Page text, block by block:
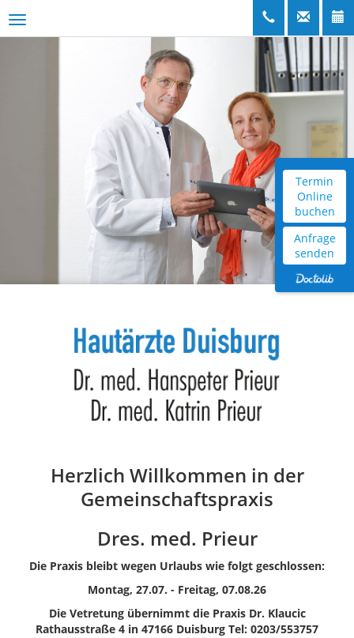
Herzlich Willkommen in der
Gemeinschaftspraxis
Dres. med. Prieur
Die Praxis bleibt wegen Urlaubs wie folgt geschlossen:
Montag, 27.07. - Freitag, 07.08.26
Die Vetretung übernimmt die Praxis Dr. Klaucic
Rathausstraße 4 in 47166 Duisburg Tel: 0203/553757
Termin
Online
buchen
Anfrage
senden